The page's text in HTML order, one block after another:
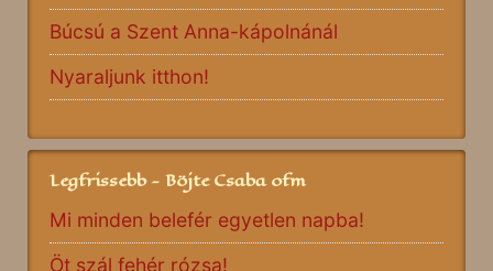
Búcsú a Szent Anna-kápolnánál
Nyaraljunk itthon!
Legfrissebb - Böjte Csaba ofm
Mi minden belefér egyetlen napba!
Öt szál fehér rózsa!